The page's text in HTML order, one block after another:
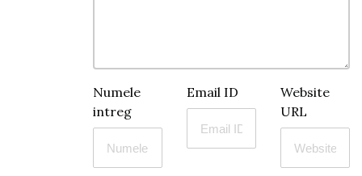
Numele
intreg
Email ID
Website
URL